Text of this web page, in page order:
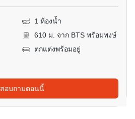
1 ห้องน้ำ
610 ม. จาก BTS พร้อมพงษ์
ตกแต่งพร้อมอยู่
สอบถามตอนนี้